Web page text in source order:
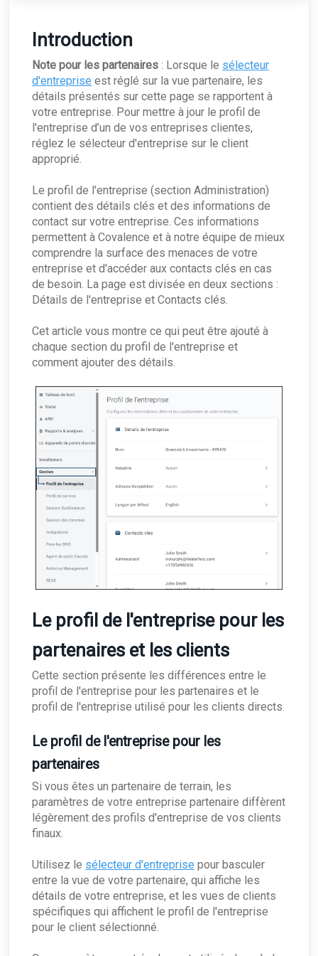
Covalence
Exceptions au pare-feu pour les équipements
réseau et les endpoint agents
Dismissing an ARO?
ARO : Protocole RDP observé
Comment gérer la réponse active pour un seul
point de endpoint ?
Événements Windows enregistrés par l'agent
Endpoint
Données supplémentaires
Tableaux de données supplémentaires -
Systèmes d'exploitation obsolètes et en fin de
vie
Tableau de données complémentaires :
Logiciels vulnérables
Introduction
Note pour les partenaires : Lorsque le sélecteur
d'entreprise est réglé sur la vue partenaire, les
détails présentés sur cette page se rapportent à
votre entreprise. Pour mettre à jour le profil de
l'entreprise d’un de vos entreprises clientes,
réglez le sélecteur d'entreprise sur le client
approprié.
Le profil de l'entreprise (section Administration)
contient des détails clés et des informations de
contact sur votre entreprise. Ces informations
permettent à Covalence et à notre équipe de mieux
comprendre la surface des menaces de votre
entreprise et d'accéder aux contacts clés en cas
de besoin. La page est divisée en deux sections :
Détails de l'entreprise et Contacts clés.
Cet article vous montre ce qui peut être ajouté à
chaque section du profil de l'entreprise et
comment ajouter des détails.
Le profil de l'entreprise pour les
partenaires et les clients
Cette section présente les différences entre le
profil de l'entreprise pour les partenaires et le
profil de l'entreprise utilisé pour les clients directs.
Le profil de l'entreprise pour les
partenaires
Si vous êtes un partenaire de terrain, les
paramètres de votre entreprise partenaire diffèrent
légèrement des profils d'entreprise de vos clients
finaux.
Utilisez le sélecteur d'entreprise pour basculer
entre la vue de votre partenaire, qui affiche les
détails de votre entreprise, et les vues de clients
spécifiques qui affichent le profil de l'entreprise
pour le client sélectionné.